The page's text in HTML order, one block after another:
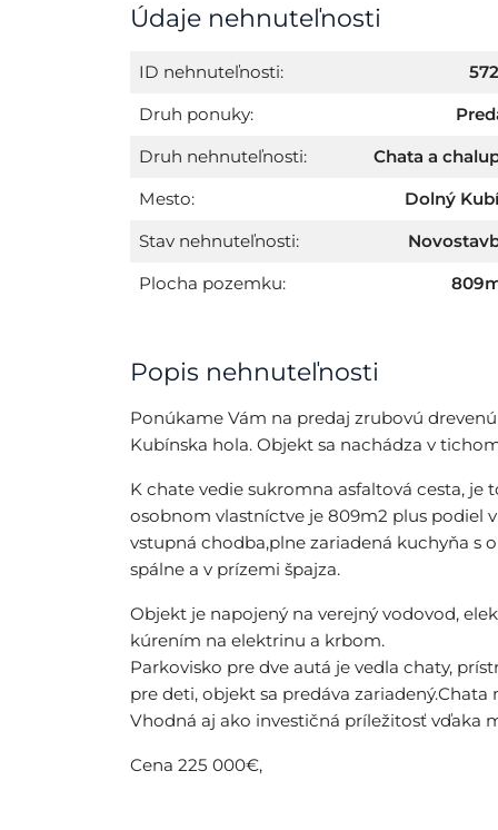
Údaje nehnuteľnosti
ID nehnuteľnosti:
Druh ponuky:
Druh nehnuteľnosti:
Chata a
Mesto:
Dolný
Stav nehnuteľnosti:
Plocha pozemku:
Popis nehnuteľnosti
Ponúkame Vám na predaj zrubovú
Kubínska hola. Objekt sa nachádza v
K chate vedie sukromna asfaltová cesta,
osobnom vlastníctve je 809m2 plus podiel
vstupná chodba,plne zariadená kuchyňa s
spálne a v prízemi špajza.
Objekt je napojený na verejný vodovod,
kúrením na elektrinu a krbom.
Parkovisko pre dve autá je vedla chaty,
pre deti, objekt sa predáva zariadený.Chata
Vhodná aj ako investičná príležitosť vďaka
Cena 225 000€,